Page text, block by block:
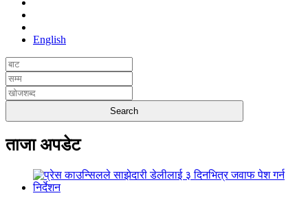
English
ताजा अपडेट